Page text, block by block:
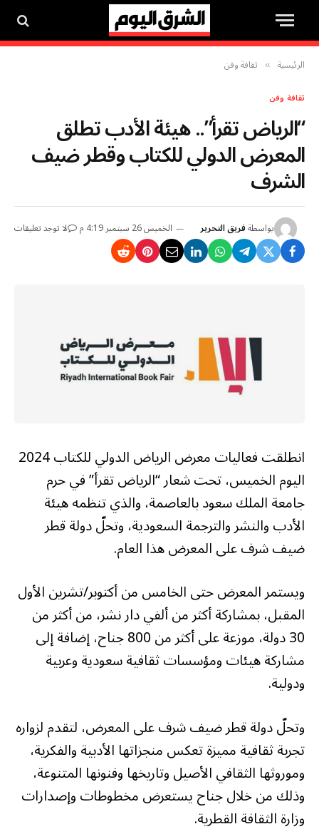
الرئيسية » ثقافة وفن
ثقافة وفن
“الرياض تقرأ”.. هيئة الأدب تطلق
المعرض الدولي للكتاب وقطر ضيف
الشرف
بواسطةفريق التحرير الخميس 26 سبتمبر 4:19 م لا توجد تعليقات
انطلقت فعاليات معرض الرياض الدولي للكتاب 2024
اليوم الخميس، تحت شعار “الرياض تقرأ” في حرم
جامعة الملك سعود بالعاصمة، والذي تنظمه هيئة
الأدب والنشر والترجمة السعودية، وتحلّ دولة قطر
ضيف شرف على المعرض هذا العام.
ويستمر المعرض حتى الخامس من أكتوبر/تشرين الأول
المقبل، بمشاركة أكثر من ألفي دار نشر، من أكثر من
30 دولة، موزعة على أكثر من 800 جناح، إضافة إلى
مشاركة هيئات ومؤسسات ثقافية سعودية وعربية
ودولية.
وتحلّ دولة قطر ضيف شرف على المعرض، لتقدم لزواره
تجربة ثقافية مميزة تعكس منجزاتها الأدبية والفكرية،
وموروثها الثقافي الأصيل وتاريخها وفنونها المتنوعة،
وذلك من خلال جناح يستعرض مخطوطات وإصدارات
وزارة الثقافة القطرية.